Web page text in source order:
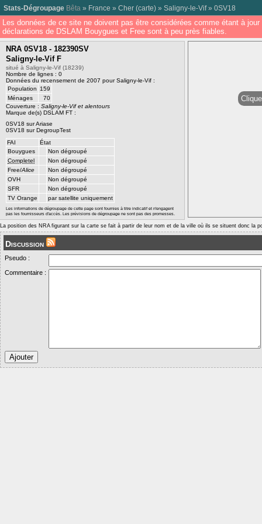
Stats-Dégroupage Bêta » France » Cher (carte) » Saligny-le-Vif» 0SV18
Les données de ce site ne doivent pas être considérées comme étant à
déclarations de DSLAM Bouygues et Free sont à peu près fiables.
NRA 0SV18 - 182390SV
Saligny-le-Vif F
situé à Saligny-le-Vif (18239)
Nombre de lignes : 0
Données du recensement de 2007 pour Saligny-le-Vif :
Population
159
Ménages
70
Couverture : Saligny-le-Vif et alentours
Marque de(s) DSLAM FT :
0SV18 sur Ariase
0SV18 sur DegroupTest
FAI
État
Bouygues
Non dégroupé
Completel
Non dégroupé
Free/Alice
Non dégroupé
OVH
Non dégroupé
SFR
Non dégroupé
TV Orange
par satellite uniquement
Les informations de dégroupage de cette page sont fournies à titre indicatif et n'engagent
pas les fournisseurs d'accès. Les prévisions de dégroupage ne sont pas des promesses.
La position des NRA figurant sur la carte se fait à partir de leur nom et de la ville où ils se situent donc la
Discussion
Pseudo :
Commentaire :